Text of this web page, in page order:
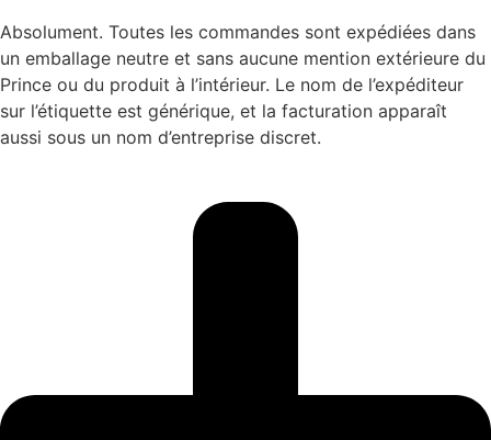
Absolument. Toutes les commandes sont expédiées dans
un emballage neutre et sans aucune mention extérieure du
Prince ou du produit à l’intérieur. Le nom de l’expéditeur
sur l’étiquette est générique, et la facturation apparaît
aussi sous un nom d’entreprise discret.